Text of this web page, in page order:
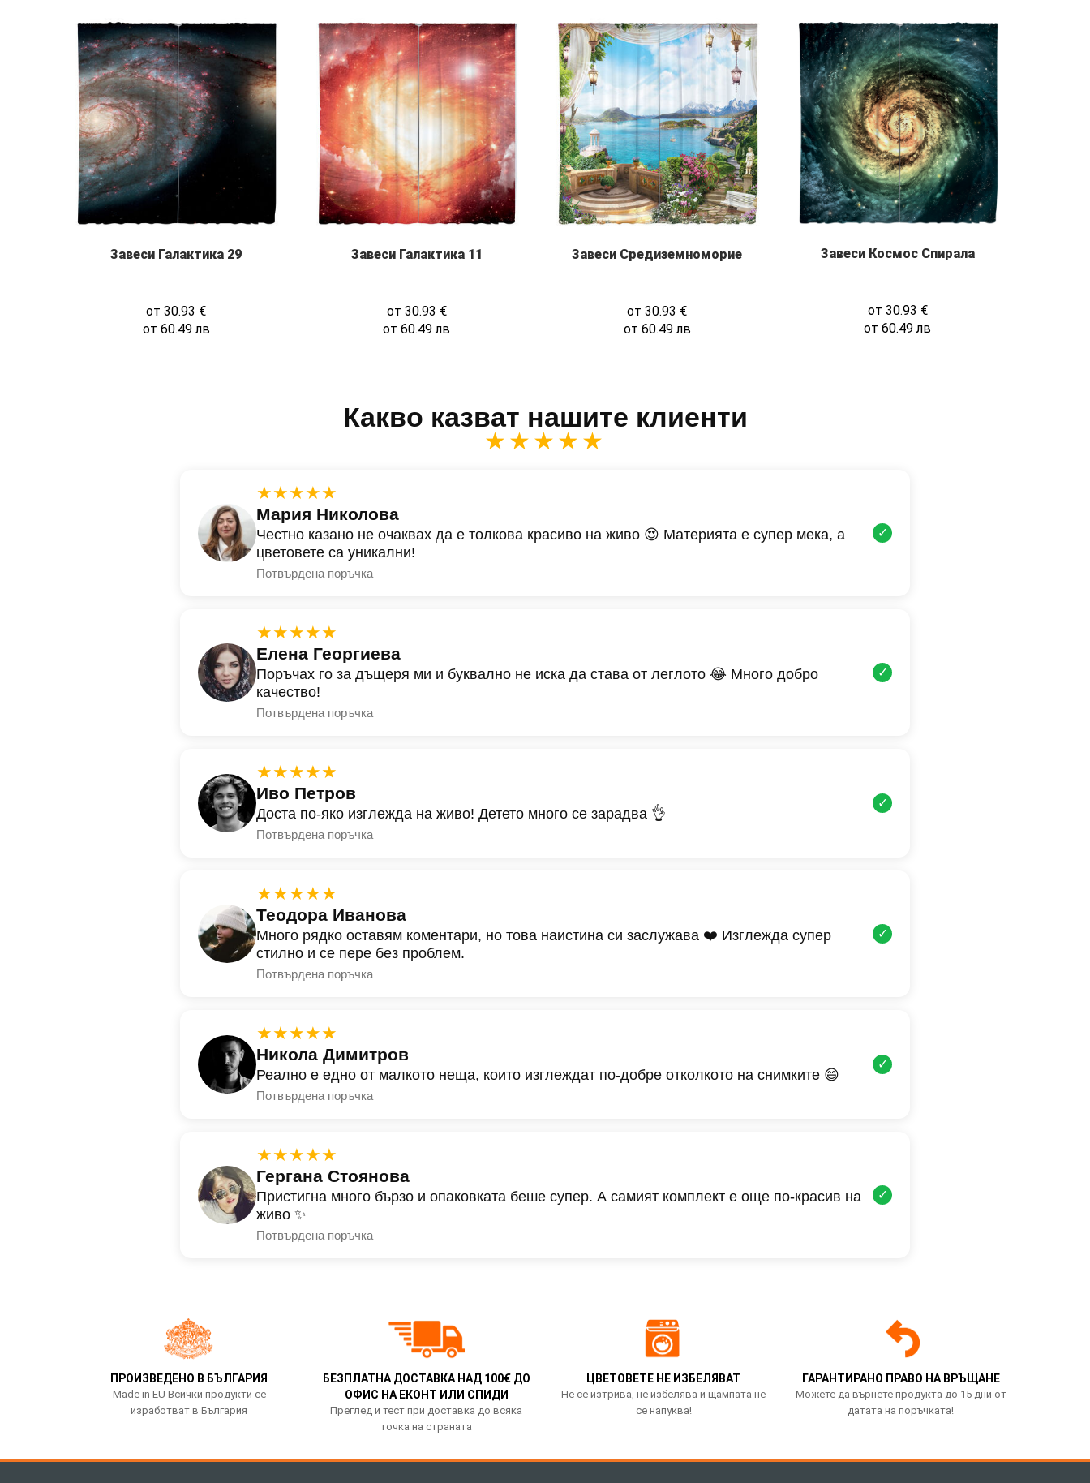
Завеси Галактика 29
от30.93 €
от 60.49лв
Завеси Галактика 11
от 30.93 €
от60.49лв
Завеси Средиземноморие
от30.93 €
от 60.49лв
Завеси Космос Спирала
от 30.93 €
от60.49лв
Какво казват нашите клиенти
★★★★★
★★★★★
Мария Николова
Честно казано не очаквах да е толкова красиво на живо 😍 Материята е супер мека, а
цветовете са уникални!
Потвърдена поръчка
✓
★★★★★
Елена Георгиева
Поръчах го за дъщеря ми и буквално не иска да става от леглото 😂 Много добро
качество!
Потвърдена поръчка
✓
★★★★★
Иво Петров
Доста по-яко изглежда на живо! Детето много се зарадва 👌
Потвърдена поръчка
✓
★★★★★
Теодора Иванова
Много рядко оставям коментари, но това наистина си заслужава ❤️ Изглежда супер
стилно и се пере без проблем.
Потвърдена поръчка
✓
★★★★★
Никола Димитров
Реално е едно от малкото неща, които изглеждат по-добре отколкото на снимките 😄
Потвърдена поръчка
✓
★★★★★
Гергана Стоянова
Пристигна много бързо и опаковката беше супер. А самият комплект е още по-красив на
живо ✨
Потвърдена поръчка
✓
ПРОИЗВЕДЕНО В БЪЛГАРИЯ
Made in EU Всички продукти се
изработват в България
БЕЗПЛАТНА ДОСТАВКА НАД 100€ ДО
ОФИС НА ЕКОНТ ИЛИ СПИДИ
Преглед и тест при доставка до всяка
точка на страната
ЦВЕТОВЕТЕ НЕ ИЗБЕЛЯВАТ
Не се изтрива, не избелява и щампата не
се напуква!
ГАРАНТИРАНО ПРАВО НА ВРЪЩАНЕ
Можете да върнете продукта до 15 дни от
датата на поръчката!